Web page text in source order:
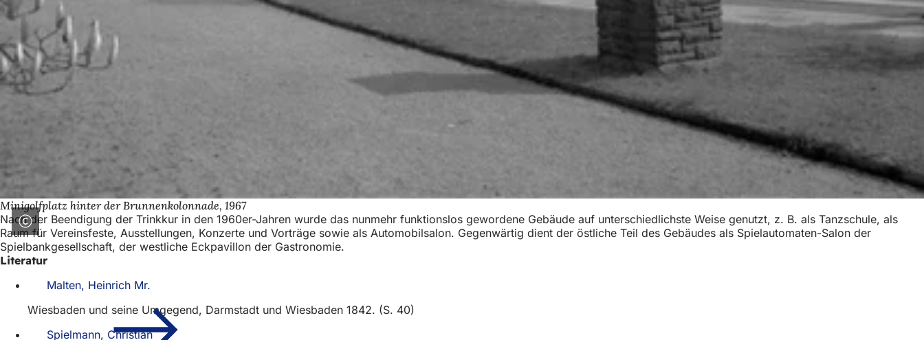
Minigolfplatz hinter der Brunnenkolonnade, 1967
Nach der Beendigung der Trinkkur in den 1960er-Jahren wurde das nunmehr funktionslos gewordene Gebäude auf unterschiedlichste Weise genutzt, z. B. als Tanzschule, als
Raum für Vereinsfeste, Ausstellungen, Konzerte und Vorträge sowie als Automobilsalon. Gegenwärtig dient der östliche Teil des Gebäudes als Spielautomaten-Salon der
Spielbankgesellschaft, der westliche Eckpavillon der Gastronomie.
Literatur
Malten, Heinrich Mr.
Wiesbaden und seine Umgegend, Darmstadt und Wiesbaden 1842. (S. 40)
Spielmann, Christian